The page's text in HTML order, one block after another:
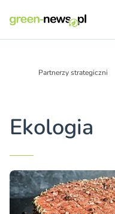
Partnerzy strategiczni
Ekologia